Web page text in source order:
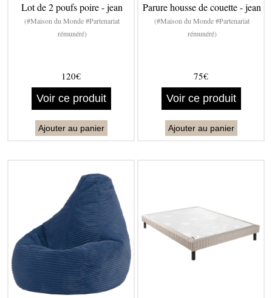
Lot de 2 poufs poire - jean
(#Maison du Monde #Partenariat
rémunéré)
120€
Voir ce produit
Ajouter au panier
Parure housse de couette - jean
(#Maison du Monde #Partenariat
rémunéré)
75€
Voir ce produit
Ajouter au panier